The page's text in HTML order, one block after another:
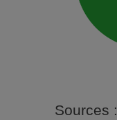
Sources :